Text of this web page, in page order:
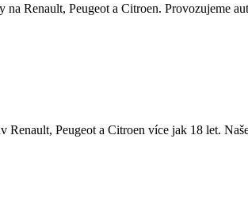
Renault, Peugeot a Citroen. Provozujeme
Peugeot a Citroen více jak 18 let.